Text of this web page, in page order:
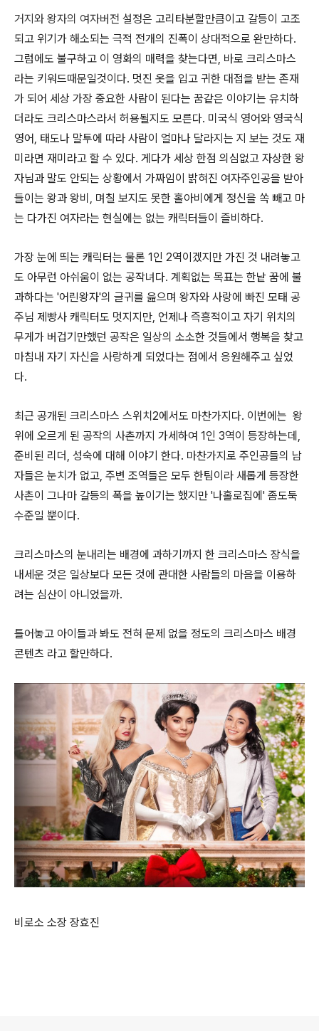
거지와 왕자의 여자버전 설정은 고리타분할만큼이고 갈등이 고조
되고 위기가 해소되는 극적 전개의 진폭이 상대적으로 완만하다.
그럼에도 불구하고 이 영화의 매력을 찾는다면, 바로 크리스마스
라는 키워드때문일것이다. 멋진 옷을 입고 귀한 대접을 받는 존재
가 되어 세상 가장 중요한 사람이 된다는 꿈같은 이야기는 유치하
더라도 크리스마스라서 허용될지도 모른다. 미국식 영어와 영국식
영어, 태도나 말투에 따라 사람이 얼마나 달라지는 지 보는 것도 재
미라면 재미라고 할 수 있다. 게다가 세상 한점 의심없고 자상한 왕
자님과 말도 안되는 상황에서 가짜임이 밝혀진 여자주인공을 받아
들이는 왕과 왕비, 며칠 보지도 못한 홀아비에게 정신을 쏙 빼고 마
는 다가진 여자라는 현실에는 없는 캐릭터들이 즐비하다.
가장 눈에 띄는 캐릭터는 물론 1인 2역이겠지만 가진 것 내려놓고
도 아무런 아쉬움이 없는 공작녀다. 계획없는 목표는 한낱 꿈에 불
과하다는 '어린왕자'의 글귀를 읊으며 왕자와 사랑에 빠진 모태 공
주님 제빵사 캐릭터도 멋지지만, 언제나 즉흥적이고 자기 위치의
무게가 버겁기만했던 공작은 일상의 소소한 것들에서 행복을 찾고
마침내 자기 자신을 사랑하게 되었다는 점에서 응원해주고 싶었
다.
최근 공개된 크리스마스 스위치2에서도 마찬가지다. 이번에는 왕
위에 오르게 된 공작의 사촌까지 가세하여 1인 3역이 등장하는데,
준비된 리더, 성숙에 대해 이야기 한다. 마찬가지로 주인공들의 남
자들은 눈치가 없고, 주변 조역들은 모두 한팀이라 새롭게 등장한
사촌이 그나마 갈등의 폭을 높이기는 했지만 '나홀로집에' 좀도둑
수준일 뿐이다.
크리스마스의 눈내리는 배경에 과하기까지 한 크리스마스 장식을
내세운 것은 일상보다 모든 것에 관대한 사람들의 마음을 이용하
려는 심산이 아니었을까.
틀어놓고 아이들과 봐도 전혀 문제 없을 정도의 크리스마스 배경
콘텐츠 라고 할만하다.
비로소 소장 장효진